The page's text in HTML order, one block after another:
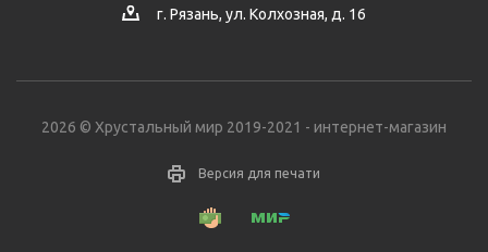
г. Рязань, ул. Колхозная, д. 16
2026 © Хрустальный мир 2019-2021 - интернет-магазин
Версия для печати